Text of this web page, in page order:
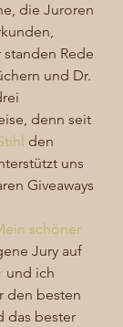
die Juroren
Rede
und Dr.
denn seit
den
uns
Giveaways
schöner
Jury auf
und ich
den besten
das bester